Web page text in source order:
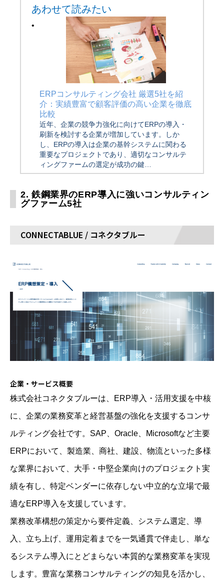
あわせて読みたい
ERPコンサルティング会社 厳選5社を紹
介：実績豊富で顧客評価の高い企業を徹底
比較
近年、企業の競争力強化に向けてERPの導入・
刷新を検討する企業が増加しています。しか
し、ERPの導入は企業の基幹システムに関わる
重要なプロジェクトであり、適切なコンサルテ
ィングファームの選定が成功の鍵…
2. 鉄鋼業界のERP導入に強いコンサルティン
グファーム5社
CONNECTABLUE / コネクタブルー
企業・サービス概要
株式会社コネクタブルーは、ERP導入・活用支援を中核
に、企業の業務変革と経営基盤の強化を支援するコンサ
ルティング会社です。SAP、Oracle、Microsoftなど主要
ERPにおいて、製造業、商社、建設、物流といった多様
な業界において、大手・中堅企業向けのプロジェクト実
績を有し、特定ベンダーに依存しない中立的な立場で最
適なERP導入を支援しています。
業務改革構想の策定から要件定義、システム選定、導
入、立ち上げ、運用定着までを一気通貫で伴走し、単な
るシステム導入にとどまらない本質的な業務変革を実現
します。豊富な業務コンサルティングの知見を活かし、